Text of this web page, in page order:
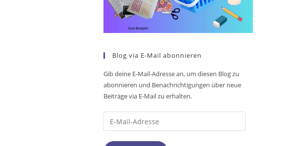
Blog via E-Mail abonnieren
Gib deine E-Mail-Adresse an, um diesen Blog zu
abonnieren und Benachrichtigungen über neue
Beiträge via E-Mail zu erhalten.